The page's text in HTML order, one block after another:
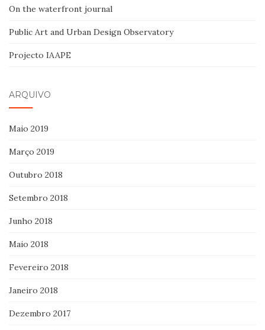
On the waterfront journal
Public Art and Urban Design Observatory
Projecto IAAPE
ARQUIVO
Maio 2019
Março 2019
Outubro 2018
Setembro 2018
Junho 2018
Maio 2018
Fevereiro 2018
Janeiro 2018
Dezembro 2017